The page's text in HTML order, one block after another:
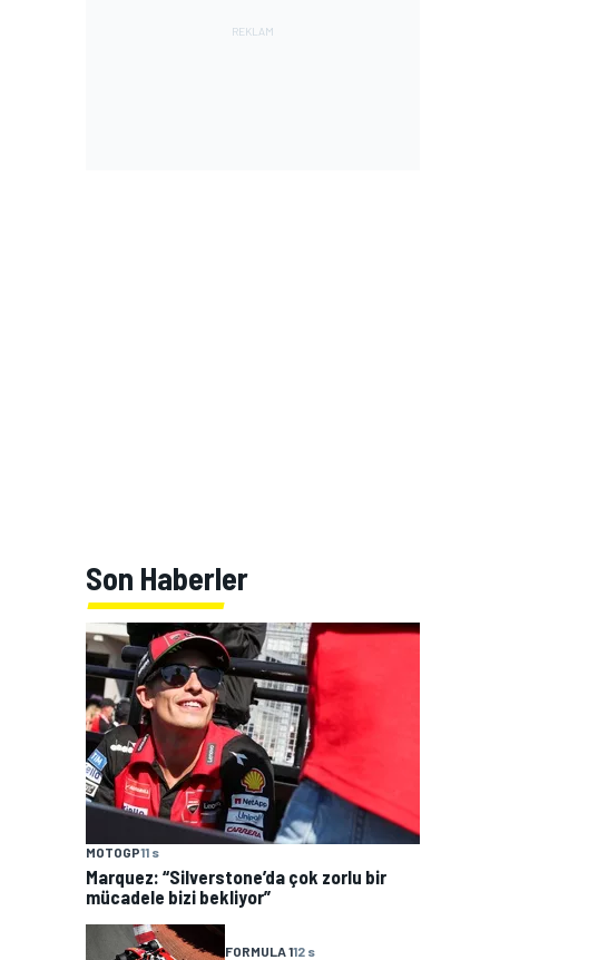
Son Haberler
MOTOGP11 s
Marquez: “Silverstone’da çok zorlu bir
mücadele bizi bekliyor”
FORMULA 112 s